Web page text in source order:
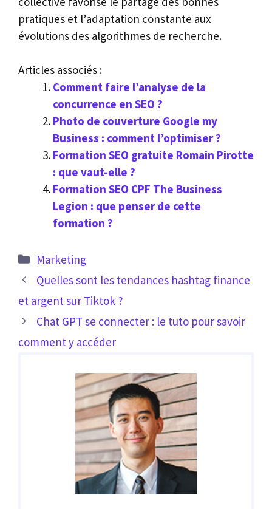
pratiques et l’adaptation constante aux
évolutions des algorithmes de recherche.
Articles associés :
Comment faire l’analyse de la
concurrence en SEO ?
Photo de couverture Google my
Business : comment l’optimiser ?
Formation SEO gratuite Romain Pirotte
: que vaut-elle ?
Formation SEO CPF The Business
Legion : que penser de cette
formation ?
Catégories
Marketing
Quelles sont les tendances hashtag finance
et argent sur Tiktok ?
Chat GPT se connecter : le tuto pour savoir
comment y accéder